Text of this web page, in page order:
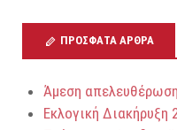
ΠΡΌΣΦΑΤΑ ΆΡΘΡΑ
Άμεση
Εκλογική Διακήρυξη